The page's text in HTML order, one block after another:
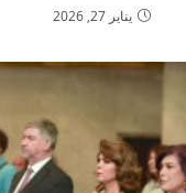
يناير 27, 2026